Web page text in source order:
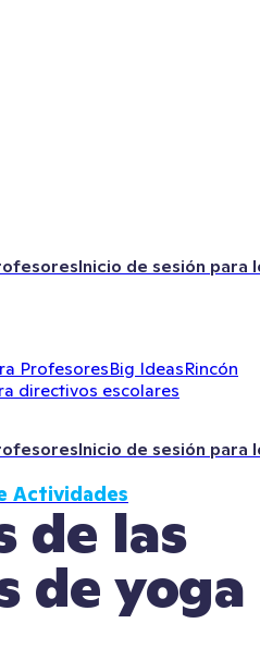
Inicio de sesión para
ProfesoresBig IdeasRincón
directivos escolares
Inicio de sesión para
de las
de yoga
Actividades